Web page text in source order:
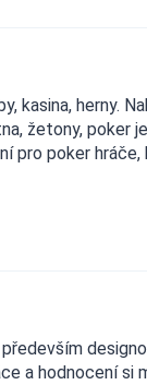
kasina, herny.
žetony, poker
pro poker hráče,
a hodnocení si